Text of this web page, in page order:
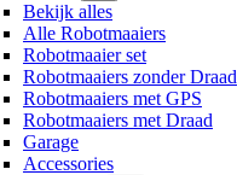
Bekijk alles
Alle Robotmaaiers
Robotmaaier set
Robotmaaiers zonder Draad
Robotmaaiers met GPS
Robotmaaiers met Draad
Garage
Accessories